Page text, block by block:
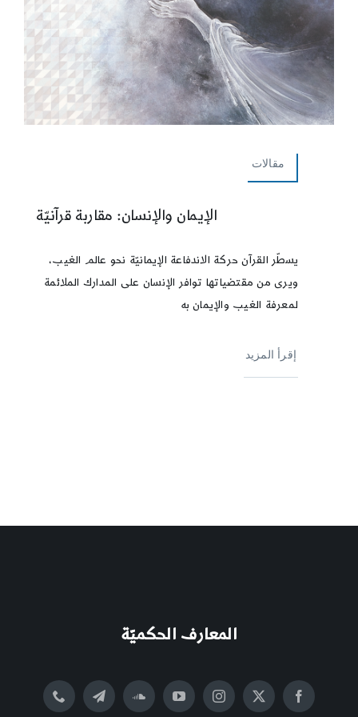
مقالات
الإيمان والإنسان: مقاربة قرآنيّة
يسطّر القرآن حركة الاندفاعة الإيمانيّة نحو عالم الغيب،
ويرى من مقتضياتها توافر الإنسان على المدارك الملائمة
لمعرفة الغيب والإيمان به
إقرأ المزيد
المعارف الحكميّة